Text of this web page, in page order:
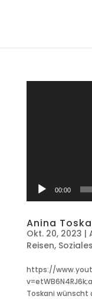
00:00
Anina
Okt. 20, 2023 |
Reisen, Soziales
https://
Toskani wünscht